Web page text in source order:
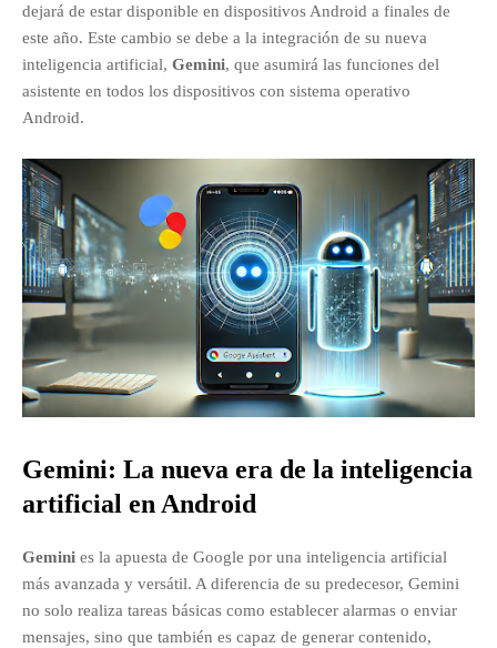
dejará de estar disponible en dispositivos Android a finales de
este año. Este cambio se debe a la integración de su nueva
inteligencia artificial, Gemini, que asumirá las funciones del
asistente en todos los dispositivos con sistema operativo
Android.
Gemini: La nueva era de la inteligencia
artificial en Android
Gemini es la apuesta de Google por una inteligencia artificial
más avanzada y versátil. A diferencia de su predecesor, Gemini
no solo realiza tareas básicas como establecer alarmas o enviar
mensajes, sino que también es capaz de generar contenido,